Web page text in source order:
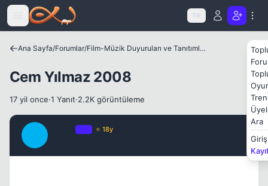
Icerige atla
TR
Ara
Giriş
Ana Sayfa/Forumlar/ Film-Müzik Duyuruları ve Tanıtımları
Cem Yılmaz 2008
17 yil once·1 Yanıt·2.2K görüntüleme
⭐ 18y
Kapat